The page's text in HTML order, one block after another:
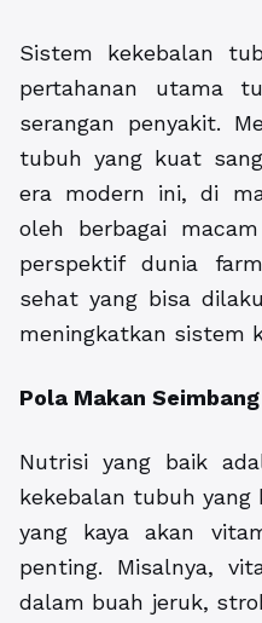
Sistem kekebalan
pertahanan utama
serangan penyakit.
tubuh yang kuat
era modern ini, di
oleh berbagai
perspektif dunia
sehat yang bisa
meningkatkan sistem
Pola Makan Seimbang
Nutrisi yang baik
kekebalan tubuh yang
yang kaya akan
penting. Misalnya,
dalam buah jeruk,